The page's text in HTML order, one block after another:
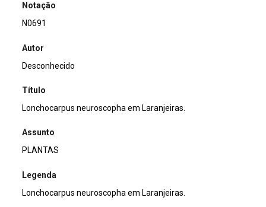
Notação
N0691
Autor
Desconhecido
Título
Lonchocarpus neuroscopha em Laranjeiras.
Assunto
PLANTAS
Legenda
Lonchocarpus neuroscopha em Laranjeiras.